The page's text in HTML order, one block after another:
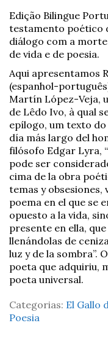
Edição Bilingue
testamento poético
diálogo com a
de vida e de poesia.
Aqui apresentamos
(espanhol-
Martín López-Veja,
de Lêdo Ivo, à qual
epílogo, um texto do
día más largo del
filósofo Edgar Lyra,
pode ser
cima de la obra
temas y obsesiones,
poema en el que se
opuesto a la vida,
presente en ella,
llenándolas de
luz y de la sombra”.
poeta que adquiriu,
poeta universal.
Categorias: El Gallo
Poesia